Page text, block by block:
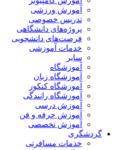
آموزش ورزشی
تدریس خصوصی
پروژه‌های دانشگاهی
فرصت‌های دانشجویی
خدمات آموزشی
سایر
آموزشگاه
آموزشگاه زبان
آموزشگاه کنکور
آموزشگاه رانندگی
آموزش درسی
آموزش حرفه و فن
آموزش تخصصی
گردشگری
خدمات مسافرتی